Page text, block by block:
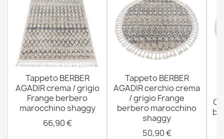
Tappeto SHAPE Shaggy Farfalla - beige peluche,
antiscivolo, lavabile
28,90 €
Tappeto SHAPE Shaggy Fiore - grigio peluche,
Tappeto BERBER
AGADIR crema / grigio
Frange berbero
marocchino shaggy
66,90 €
Tappeto BERBER
AGADIR cerchio crema
/ grigio Frange
berbero marocchino
shaggy
50,90 €